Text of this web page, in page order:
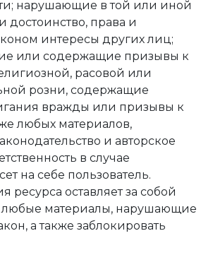
нарушающие в той или иной
достоинство, права и
интересы других лиц;
или содержащие призывы к
расовой или
розни, содержащие
вражды или призывы к
любых материалов,
и авторское
в случае
на себе пользователь.
ресурса оставляет за собой
любые материалы, нарушающие
а также заблокировать